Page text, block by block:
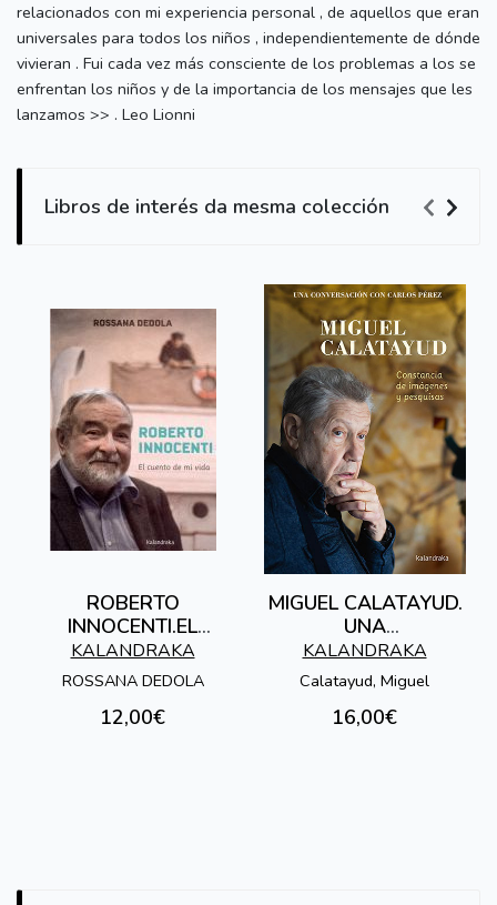
relacionados con mi experiencia personal , de aquellos que eran
universales para todos los niños , independientemente de dónde
vivieran . Fui cada vez más consciente de los problemas a los se
enfrentan los niños y de la importancia de los mensajes que les
lanzamos >> . Leo Lionni
Libros de interés da mesma colección
ROBERTO
INNOCENTI.EL
CUENTO DE MI VIDA
KALANDRAKA
ROSSANA DEDOLA
12,00€
MIGUEL CALATAYUD.
UNA
CONVERSACION
CON CARLOS PÉREZ
KALANDRAKA
Calatayud, Miguel
16,00€